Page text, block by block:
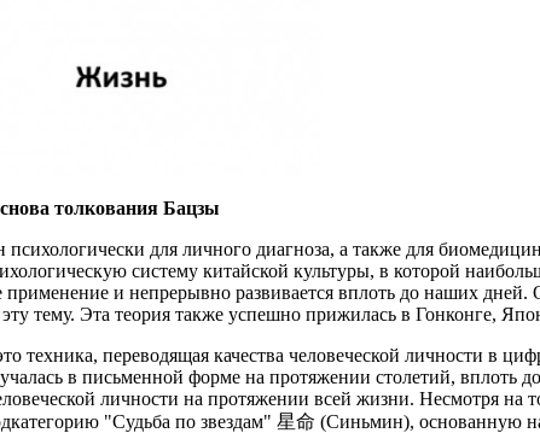
толкования Бацзы
психологически для личного диагноза, а также для
систему китайской культуры, в которой
применение и непрерывно развивается вплоть до наших
тему. Эта теория также успешно прижилась в Гонконге,
техника, переводящая качества человеческой личности в
в письменной форме на протяжении столетий, вплоть
личности на протяжении всей жизни. Несмотря на
"Судьба по звездам" 星命 (Синьмин), основанную